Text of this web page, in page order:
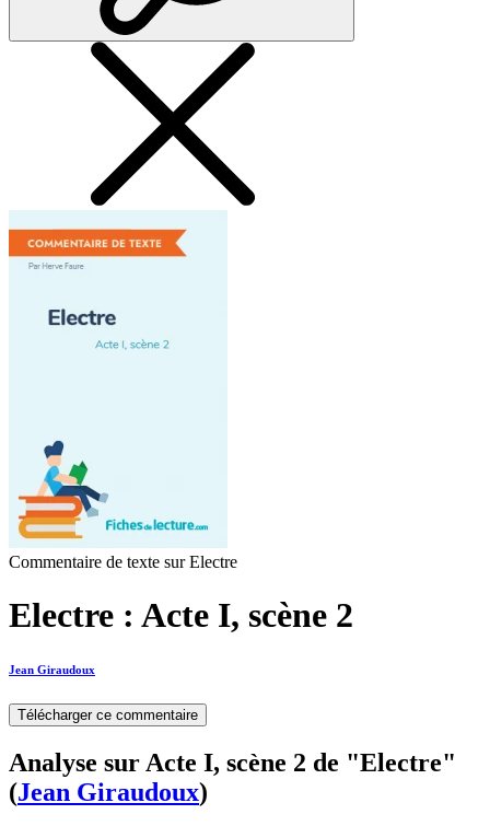
Commentaire de texte sur Electre
Electre : Acte I, scène 2
Jean Giraudoux
Télécharger ce commentaire
Analyse sur Acte I, scène 2 de "Electre"
(Jean Giraudoux)